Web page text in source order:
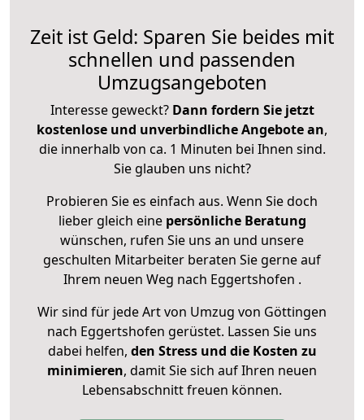
Zeit ist Geld: Sparen Sie beides mit
schnellen und passenden
Umzugsangeboten
Interesse geweckt? Dann fordern Sie jetzt
kostenlose und unverbindliche Angebote an,
die innerhalb von ca. 1 Minuten bei Ihnen sind.
Sie glauben uns nicht?
Probieren Sie es einfach aus. Wenn Sie doch
lieber gleich eine persönliche Beratung
wünschen, rufen Sie uns an und unsere
geschulten Mitarbeiter beraten Sie gerne auf
Ihrem neuen Weg nach Eggertshofen .
Wir sind für jede Art von Umzug von Göttingen
nach Eggertshofen gerüstet. Lassen Sie uns
dabei helfen, den Stress und die Kosten zu
minimieren, damit Sie sich auf Ihren neuen
Lebensabschnitt freuen können.